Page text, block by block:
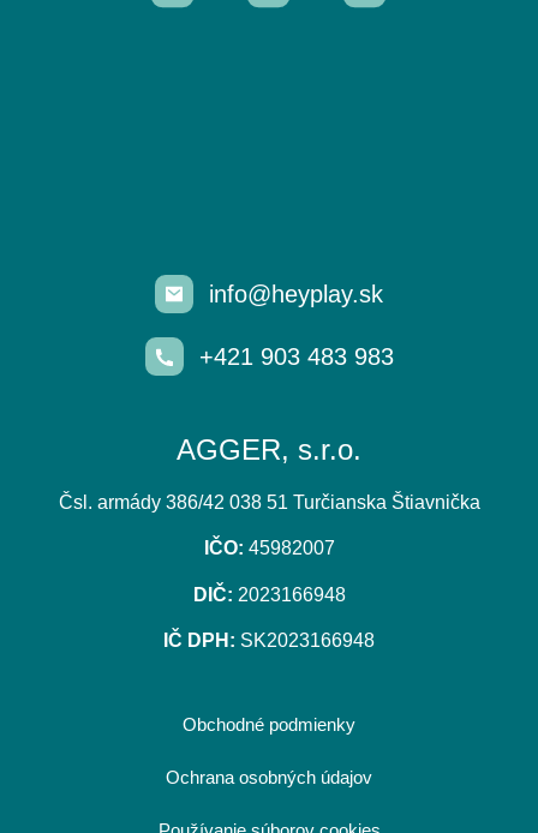
info@heyplay.sk
+421 903 483 983
AGGER, s.r.o.
Čsl. armády 386/42 038 51 Turčianska Štiavnička
IČO: 45982007
DIČ: 2023166948
IČ DPH: SK2023166948
Obchodné podmienky
Ochrana osobných údajov